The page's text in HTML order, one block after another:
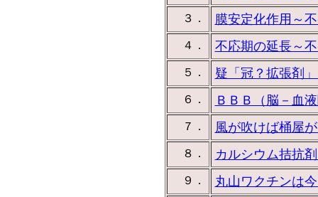
３． 膜安定化作用～
４． 不応期の延長～
５． 疑「冠？拡張剤
６． ＢＢＢ（脳－血
７． 風が吹けば桶屋
８． カルシウム拮抗
９． 丸山ワクチンは